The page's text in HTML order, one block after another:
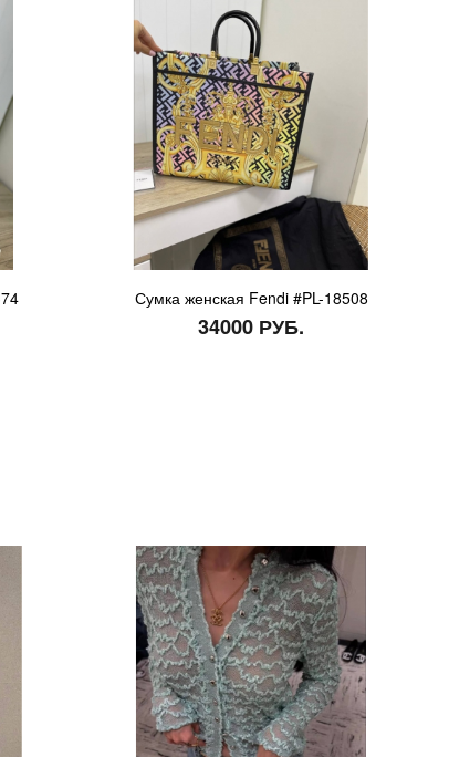
Сумка женская Fendi #PL-18508
34000 РУБ.